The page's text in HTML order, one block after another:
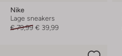
Nike
Lage sneakers
€ 79,99 € 39,99